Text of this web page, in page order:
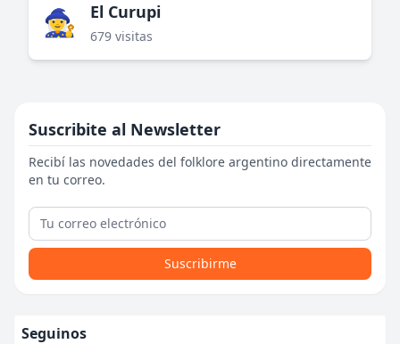
🧙‍♀️ El Curupi
679 visitas
Suscribite al Newsletter
Recibí las novedades del folklore argentino directamente
en tu correo.
Suscribirme
Seguinos